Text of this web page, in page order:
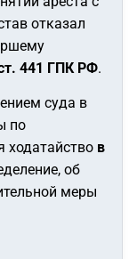
отказал
441 ГПК РФ.
суда в
по
ходатайство в
об
меры